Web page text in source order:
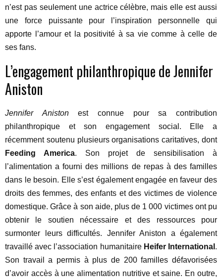
n’est pas seulement une actrice célèbre, mais elle est aussi
une force puissante pour l’inspiration personnelle qui
apporte l’amour et la positivité à sa vie comme à celle de
ses fans.
L’engagement philanthropique de Jennifer
Aniston
Jennifer Anistonest connue pour sa contribution
philanthropique et son engagement social. Elle a
récemment soutenu plusieurs organisations caritatives, dont
Feeding America. Son projet de sensibilisation à
l’alimentation a fourni des millions de repas à des familles
dans le besoin. Elle s’est également engagée en faveur des
droits des femmes, des enfants et des victimes de violence
domestique. Grâce à son aide, plus de 1 000 victimes ont pu
obtenir le soutien nécessaire et des ressources pour
surmonter leurs difficultés. Jennifer Aniston a également
travaillé avec l’association humanitaire Heifer International .
Son travail a permis à plus de 200 familles défavorisées
d’avoir accès à une alimentation nutritive et saine. En outre,